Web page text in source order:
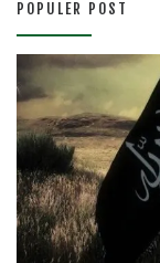
POPULER POST